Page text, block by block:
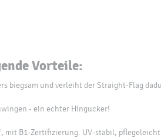
Vorteile:
biegsam und verleiht der Straight-Flag
- ein echter Hingucker!
mit B1-Zertifizierung. UV-stabil,